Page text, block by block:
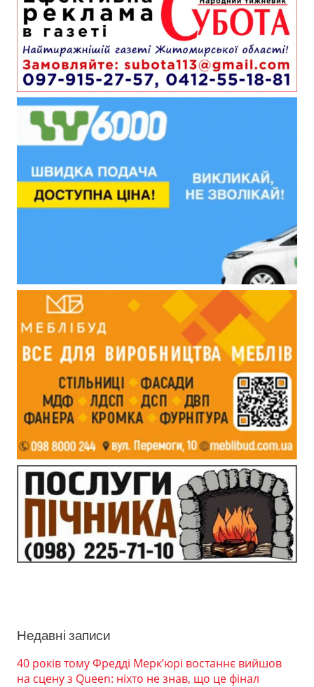
Недавні записи
40 років тому Фредді Мерк’юрі востаннє вийшов
на сцену з Queen: ніхто не знав, що це фінал